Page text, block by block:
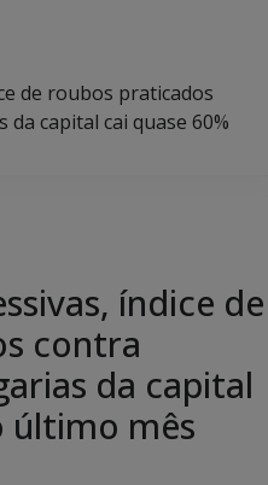
de roubos praticados
capital cai quase 60%
índice de
contra
da capital
último mês